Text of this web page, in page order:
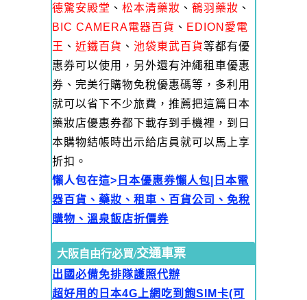
德驚安殿堂 、 松本清藥妝 、 鶴羽藥妝 、
BIC CAMERA電器百貨 、 EDION愛電
王 、 近鐵百貨 、 池袋東武百貨等都有優
惠券可以使用，另外還有沖繩租車優惠
券、完美行購物免稅優惠碼等，多利用
就可以省下不少旅費，推薦把這篇日本
藥妝店優惠券都下載存到手機裡，到日
本購物結帳時出示給店員就可以馬上享
折扣。
懶人包在這> 日本優惠券懶人包|日本電
器百貨、藥妝、租車、百貨公司、免稅
購物、溫泉飯店折價券
大阪自由行必買/交通車票
出國必備免排隊護照代辦
超好用的日本4G上網吃到飽SIM卡(可